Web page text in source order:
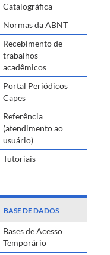
Catalográfica
Normas da ABNT
Recebimento de
trabalhos
acadêmicos
Portal Periódicos
Capes
Referência
(atendimento ao
usuário)
Tutoriais
BASE DE DADOS
Bases de Acesso
Temporário